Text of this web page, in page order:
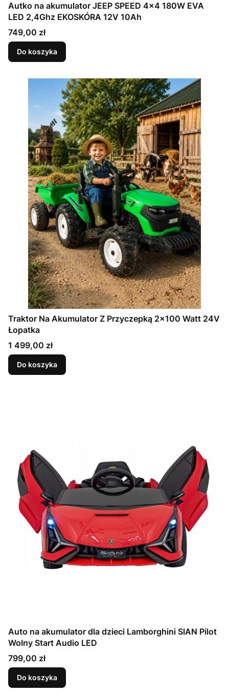
Autko na akumulator JEEP SPEED 4x4 180W EVA
LED 2,4Ghz EKOSKÓRA 12V 10Ah
Cena
749,00 zł
Do koszyka
Traktor Na Akumulator Z Przyczepką 2x100 Watt 24V
Łopatka
Cena
1 499,00 zł
Do koszyka
Auto na akumulator dla dzieci Lamborghini SIAN Pilot
Wolny Start Audio LED
Cena
799,00 zł
Do koszyka